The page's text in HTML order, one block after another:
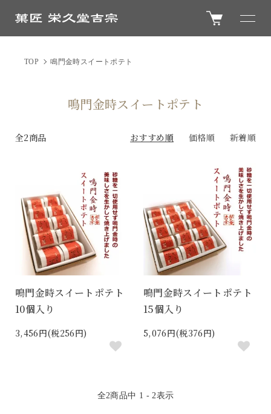
TOP 鳴門金時スイートポテト
鳴門金時スイートポテト
全2商品 おすすめ順 価格順 新着順
鳴門金時スイートポテト
10個入り
3,456円(税256円)
鳴門金時スイートポテト
15個入り
5,076円(税376円)
全2商品中 1 - 2表示